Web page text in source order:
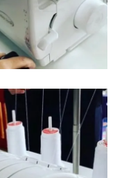
ン
ナ
ン
ス
の